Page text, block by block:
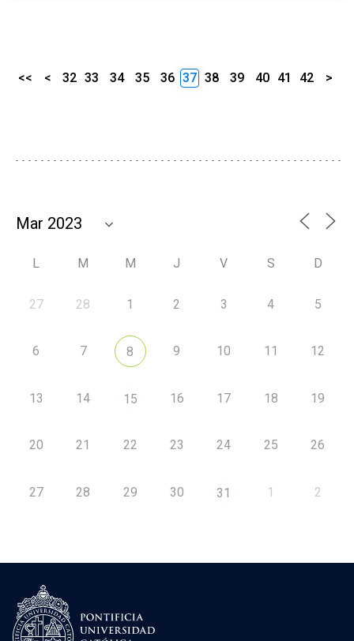
<< < 32 33 34 35 36 37 38 39 40 41 42 >
L M M J V S D
27 28 1 2 3 4 5
6 7 8 9 10 11 12
13 14 15 16 17 18 19
20 21 22 23 24 25 26
27 28 29 30 31 1 2